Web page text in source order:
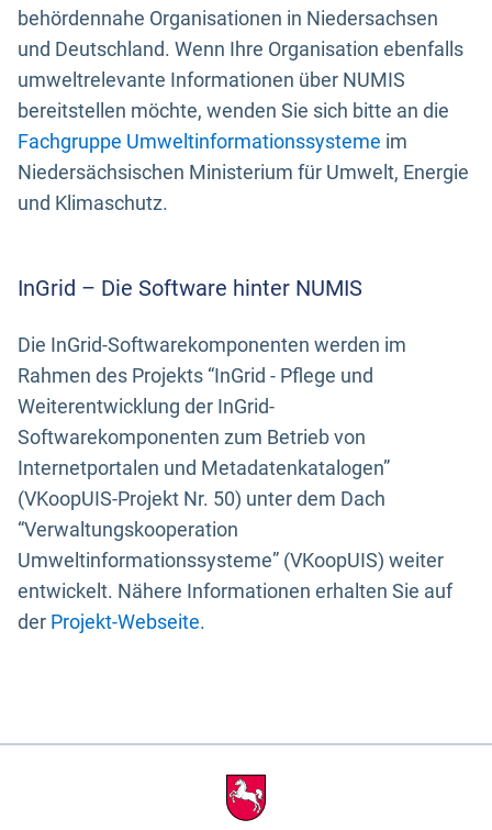
behördennahe Organisationen in Niedersachsen
und Deutschland. Wenn Ihre Organisation ebenfalls
umweltrelevante Informationen über NUMIS
bereitstellen möchte, wenden Sie sich bitte an die
Fachgruppe Umweltinformationssysteme im
Niedersächsischen Ministerium für Umwelt, Energie
und Klimaschutz.
InGrid – Die Software hinter NUMIS
Die InGrid-Softwarekomponenten werden im
Rahmen des Projekts “InGrid - Pflege und
Weiterentwicklung der InGrid-
Softwarekomponenten zum Betrieb von
Internetportalen und Metadatenkatalogen”
(VKoopUIS-Projekt Nr. 50) unter dem Dach
“Verwaltungskooperation
Umweltinformationssysteme” (VKoopUIS) weiter
entwickelt. Nähere Informationen erhalten Sie auf
der Projekt-Webseite.